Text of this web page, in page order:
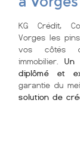
KG Crédit,
Vorges les
vos côtés
immobilier. Un
diplômé et
garantie du
solution de